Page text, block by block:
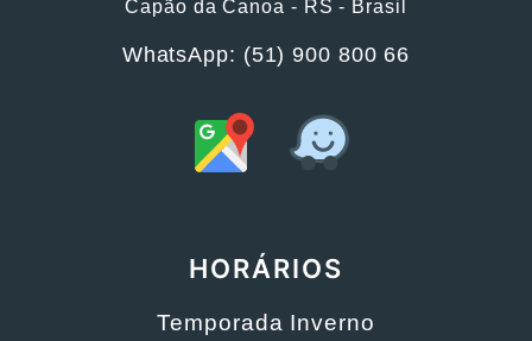
Capão da Canoa - RS - Brasil
WhatsApp: (51) 900 800 66
HORÁRIOS
Temporada Inverno